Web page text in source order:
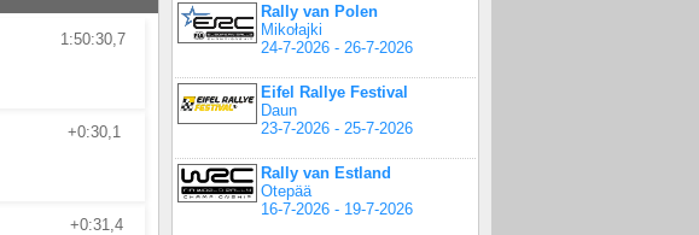
1:50:30,7
+0:30,1
+0:31,4
Rally van Polen
Mikołajki
24-7-2026 - 26-7-2026
Eifel Rallye Festival
Daun
23-7-2026 - 25-7-2026
Rally van Estland
Otepää
16-7-2026 - 19-7-2026